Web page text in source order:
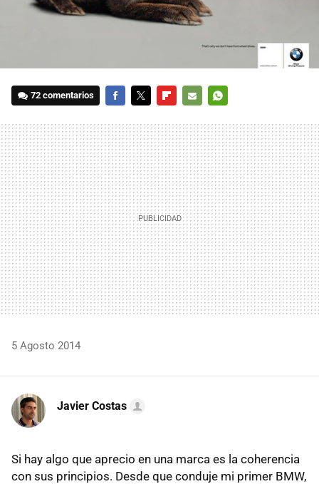
72 comentarios
MAIL
5 Agosto 2014
Javier Costas
Si hay algo que aprecio en una marca es la coherencia
con sus principios. Desde que conduje mi primer BMW,